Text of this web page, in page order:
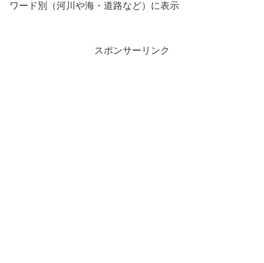
ワード別（河川や海・道路など）に表示
スポンサーリンク